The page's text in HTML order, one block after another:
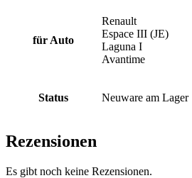
für Auto
Renault
Espace III (JE)
Laguna I
Avantime
Status Neuware am Lager
Rezensionen
Es gibt noch keine Rezensionen.